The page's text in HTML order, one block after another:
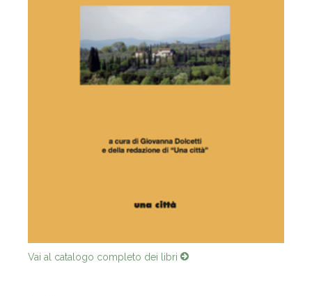
Vai al catalogo completo dei libri